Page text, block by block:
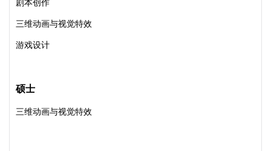
剧本创作
三维动画与视觉特效
游戏设计
硕士
三维动画与视觉特效